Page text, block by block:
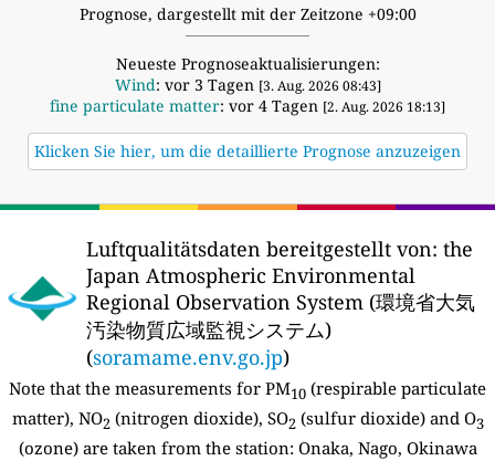
Prognose, dargestellt mit der Zeitzone +09:00
Neueste Prognoseaktualisierungen:
Wind: vor 3 Tagen [3. Aug. 2026 08:43]
fine particulate matter: vor 4 Tagen [2. Aug. 2026 18:13]
Klicken Sie hier, um die detaillierte Prognose anzuzeigen
Luftqualitätsdaten bereitgestellt von: the
Japan Atmospheric Environmental
Regional Observation System (環境省大気
汚染物質広域監視システム)
(soramame.env.go.jp)
Note that the measurements for PM10 (respirable particulate
matter), NO2 (nitrogen dioxide), SO2 (sulfur dioxide) and O3
(ozone) are taken from the station: Onaka, Nago, Okinawa